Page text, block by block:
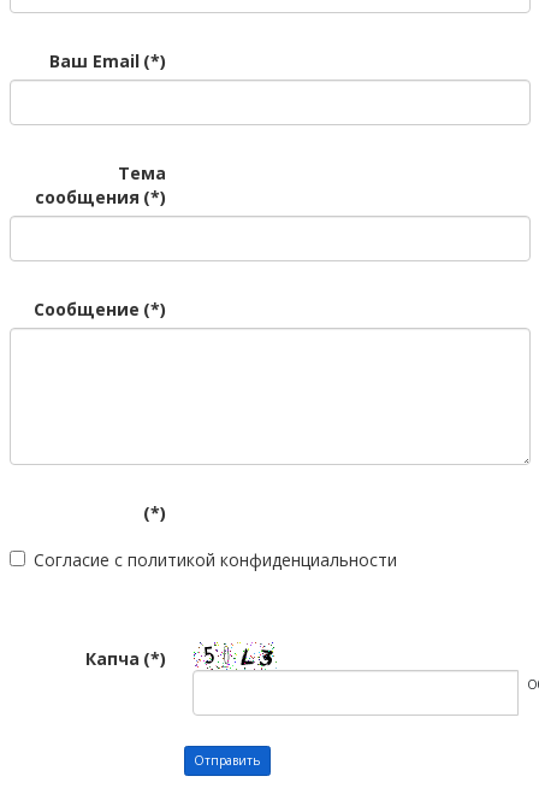
Ваш Email (*)
Тема
сообщения (*)
Сообщение (*)
(*)
Согласие с политикой конфиденциальности
Капча (*)
Отправить